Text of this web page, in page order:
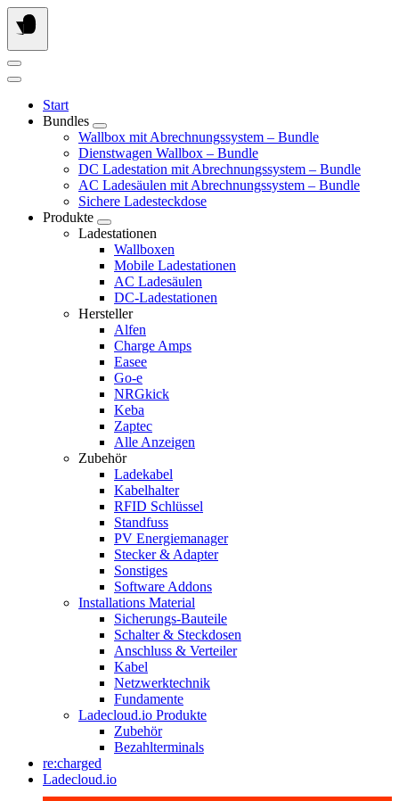
Springe
zum
Inhalt
Start
Bundles
Wallbox mit Abrechnungssystem – Bundle
Dienstwagen Wallbox – Bundle
DC Ladestation mit Abrechnungssystem – Bundle
AC Ladesäulen mit Abrechnungssystem – Bundle
Sichere Ladesteckdose
Produkte
Ladestationen
Wallboxen
Mobile Ladestationen
AC Ladesäulen
DC-Ladestationen
Hersteller
Alfen
Charge Amps
Easee
Go-e
NRGkick
Keba
Zaptec
Alle Anzeigen
Zubehör
Ladekabel
Kabelhalter
RFID Schlüssel
Standfuss
PV Energiemanager
Stecker & Adapter
Sonstiges
Software Addons
Installations Material
Sicherungs-Bauteile
Schalter & Steckdosen
Anschluss & Verteiler
Kabel
Netzwerktechnik
Fundamente
Ladecloud.io Produkte
Zubehör
Bezahlterminals
re:charged
Ladecloud.io